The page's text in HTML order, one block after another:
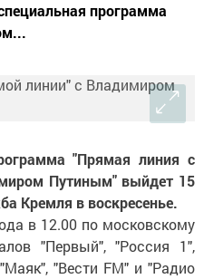
программа
"Прямая линия с
Путиным" выйдет 15
Кремля в воскресенье.
в 12.00 по московскому
"Первый", "Россия 1",
"Вести FM" и "Радио